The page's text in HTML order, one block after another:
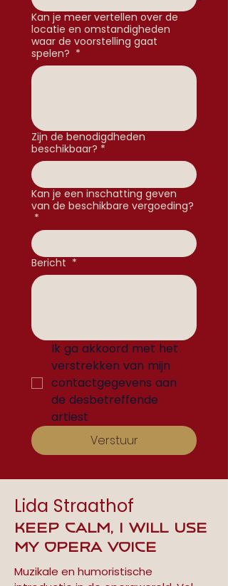
Kan je meer vertellen over de
locatie en omstandigheden
waar de voorstelling gaat
spelen? *
Zijn de benodigdheden
beschikbaar? *
Kan je een inschatting geven
van de beschikbare vergoeding?
*
Bericht *
Ik ga akkoord met het
verstrekken van mijn
contactgegevens aan
de desbetreffende
artiest
Verstuur
Lida Straathof
Keep Calm, i will use
my opera voice
Muzikale en humoristische